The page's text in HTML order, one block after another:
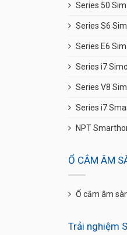
Series 50
Series S6
Series E6
Series i7
Series V8
Series i7
NPT
Ổ CẮM ÂM
Ổ cắm âm
Trải nghiệm